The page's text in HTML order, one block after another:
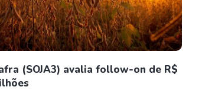
(SOJA3) avalia follow-on de R$